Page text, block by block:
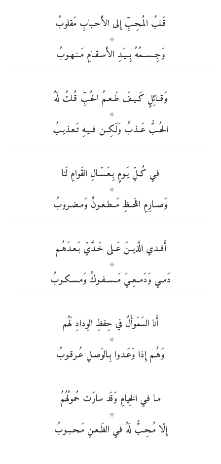
قَـلبُ المُـحِـبِّ إِلى الأَحـبابِ مَقلوبُ
وَجِــســمُهُ بِــيَـدِ الأَسـقـامِ مَـنـهـوبُ
وَقــائِلٍ كَـيـفَ طَـعـمُ الحُـبِّ قُـلتُ لَهُ
الحُــبُّ عَــذبٌ وَلَكِــن فــيـهِ تَـعـذيـبُ
فـي كُـلِّ يَـومٍ بِـعَـسّـالِ القَوامِ لَنا
وَصــارِمِ اللَحــظِ مَــطـعـونٌ وَمـضـروبُ
أَفــدي الَّذيــنَ عَــلى خَـدَّيّ بَـعـدَهُـم
دَمــي وَدَمــعِــيَ مَــســفـوكٌ وَمـسـكـوبُ
أَنا السَمَوأَلُ في حِفظِ الوِدادِ لَهُم
وَهُـم إِذا وَعَـدوا بِـالوَصـلِ عُـرقـوبُ
مـا فـي الخِيامِ وَقَد سارَت حُمولُهُمُ
إِلّا مُـحِـبٌّ لَهُ فـي الظَـعـنِ مَـحـبـوبُ